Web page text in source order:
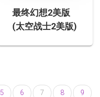
最终幻想2美版
(太空战士2美版)
5 6 7 8 9